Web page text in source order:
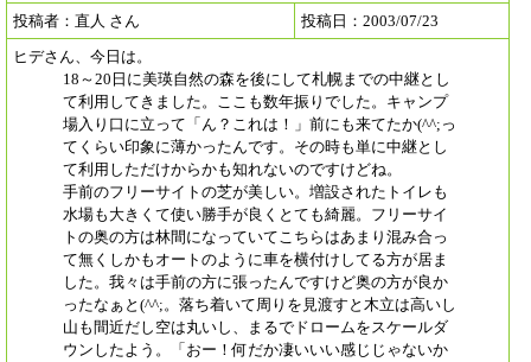
投稿者：直人 さん
投稿日：2003/07/23
ヒデさん、今日は。
18～20日に美瑛自然の森を後にして札幌までの中継とし
て利用してきました。ここも数年振りでした。キャンプ
場入り口に立って「ん？これは！」前にも来てたか(^^;っ
てくらい印象に薄かったんです。その時も単に中継とし
て利用しただけからかも知れないのですけどね。
手前のフリーサイトの芝が美しい。増設されたトイレも
水場も大きくて使い勝手が良くとても綺麗。フリーサイ
トの奥の方は林間になっていてこちらはあまり混み合っ
て無くしかもオートのように車を横付けしてる方が居ま
した。我々は手前の方に張ったんですけど奥の方が良か
ったなぁと(^^;。落ち着いて周りを見渡すと木立は高いし
山も間近だし空は丸いし、まるでドロームをスケールダ
ウンしたよう。「おー！何だか凄いいい感じじゃないか